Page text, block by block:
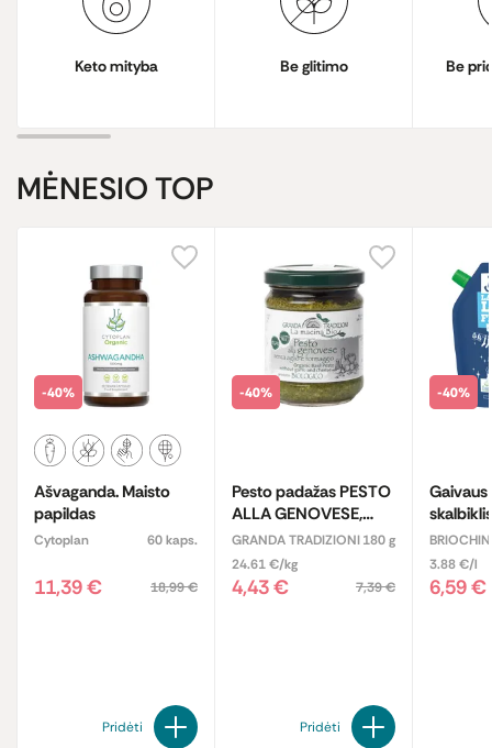
Keto mityba Be glitimo Be
MĖNESIOTOP
-40%
Ašvaganda. Maisto
papildas
Cytoplan 60 kaps.
11,39 € 18,99 €
Pridėti
-40%
Pesto padažas PESTO
ALLA GENOVESE,
ekologiškas
GRANDA TRADIZIONI180 g
24.61 €/kg
4,43 € 7,39 €
Pridėti
-40%
BRIOCHIN
3.88 €/l
6,59 €